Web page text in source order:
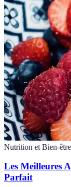
Nutrition et Bien-être
Les Meilleures
Parfait